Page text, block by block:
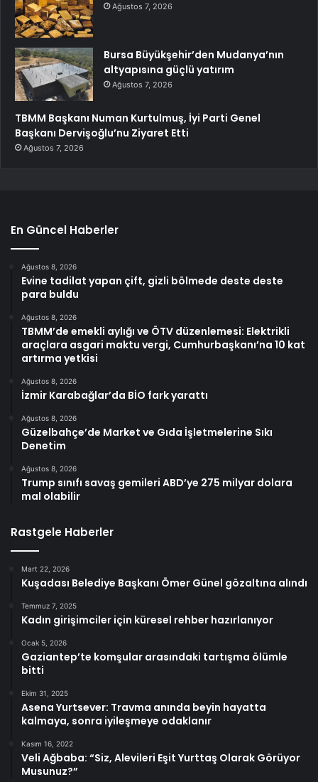
Ağustos 7, 2026
Bursa Büyükşehir’den Mudanya’nın
altyapısına güçlü yatırım
Ağustos 7, 2026
TBMM Başkanı Numan Kurtulmuş, İyi Parti Genel
Başkanı Dervişoğlu’nu Ziyaret Etti
Ağustos 7, 2026
En Güncel Haberler
Ağustos 8, 2026
Evine tadilat yapan çift, gizli bölmede deste deste
para buldu
Ağustos 8, 2026
TBMM’de emekli aylığı ve ÖTV düzenlemesi: Elektrikli
araçlara asgari maktu vergi, Cumhurbaşkanı’na 10 kat
artırma yetkisi
Ağustos 8, 2026
İzmir Karabağlar’da BİO fark yarattı
Ağustos 8, 2026
Güzelbahçe’de Market ve Gıda İşletmelerine Sıkı
Denetim
Ağustos 8, 2026
Trump sınıfı savaş gemileri ABD’ye 275 milyar dolara
mal olabilir
Rastgele Haberler
Mart 22, 2026
Kuşadası Belediye Başkanı Ömer Günel gözaltına alındı
Temmuz 7, 2025
Kadın girişimciler için küresel rehber hazırlanıyor
Ocak 5, 2026
Gaziantep’te komşular arasındaki tartışma ölümle
bitti
Ekim 31, 2025
Asena Yurtsever: Travma anında beyin hayatta
kalmaya, sonra iyileşmeye odaklanır
Kasım 16, 2022
Veli Ağbaba: “Siz, Alevileri Eşit Yurttaş Olarak Görüyor
Musunuz?”